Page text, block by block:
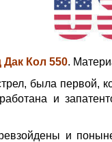
Дак Кол 550.
была первой,
и
и